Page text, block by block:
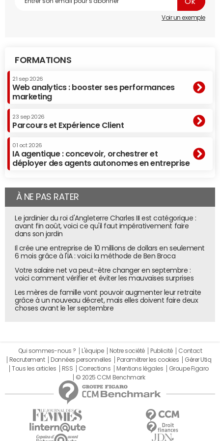
Voir un exemple
FORMATIONS
21 sep 2026
Web analytics : booster ses performances
marketing
23 sep 2026
Parcours et Expérience Client
01 oct 2026
IA agentique : concevoir, orchestrer et
déployer des agents autonomes en entreprise
À NE PAS RATER
Le jardinier du roi d'Angleterre Charles III est catégorique :
avant fin août, voici ce qu'il faut impérativement faire
dans son jardin
Il crée une entreprise de 10 millions de dollars en seulement
6 mois grâce à l'IA : voici la méthode de Ben Broca
Votre salaire net va peut-être changer en septembre :
voici comment vérifier et éviter les mauvaises surprises
Les mères de famille vont pouvoir augmenter leur retraite
grâce à un nouveau décret, mais elles doivent faire deux
choses avant le 1er septembre
Qui sommes-nous ? L'équipe Notre société Publicité
Contact
Recrutement
Données personnelles Paramétrer les cookies
Gérer Utiq
Tous les articles
RSS Corrections Mentions légales
Groupe Figaro
© 2025 CCM Benchmark